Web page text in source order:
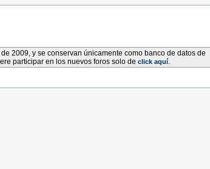
2009, y se conservan únicamente como banco de datos de
participar en los nuevos foros solo de click aquí.